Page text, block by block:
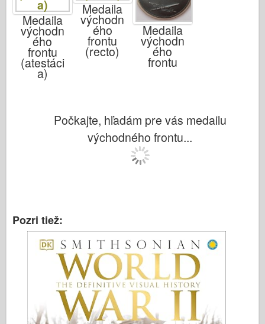
Kontakt
le Denník
Súpravy
Medaila
východn
ého
frontu
(atestáci
a)
Medaila
východn
ého
frontu
(recto)
Medaila
východn
ého
frontu
Počkajte, hľadám pre vás medailu
východného frontu...
Pozri tiež: